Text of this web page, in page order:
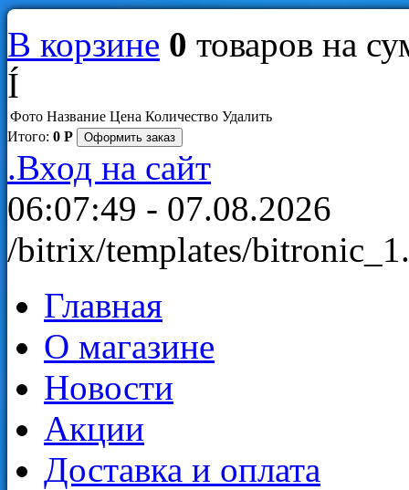
В корзине 0 товаров на
Í
Фото Название Цена Количество Удалить
Итого: 0 Р Оформить заказ
.Вход на сайт
06:07:49 - 07.08.2026
/bitrix/templates/
Главная
О магазине
Новости
Акции
Доставка и оплата